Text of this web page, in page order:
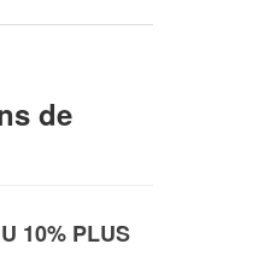
de
10% PLUS